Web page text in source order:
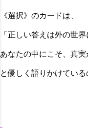
《選択》のカードは、
「正しい答えは外の世界
あなたの中にこそ、真実
と優しく語りかけている